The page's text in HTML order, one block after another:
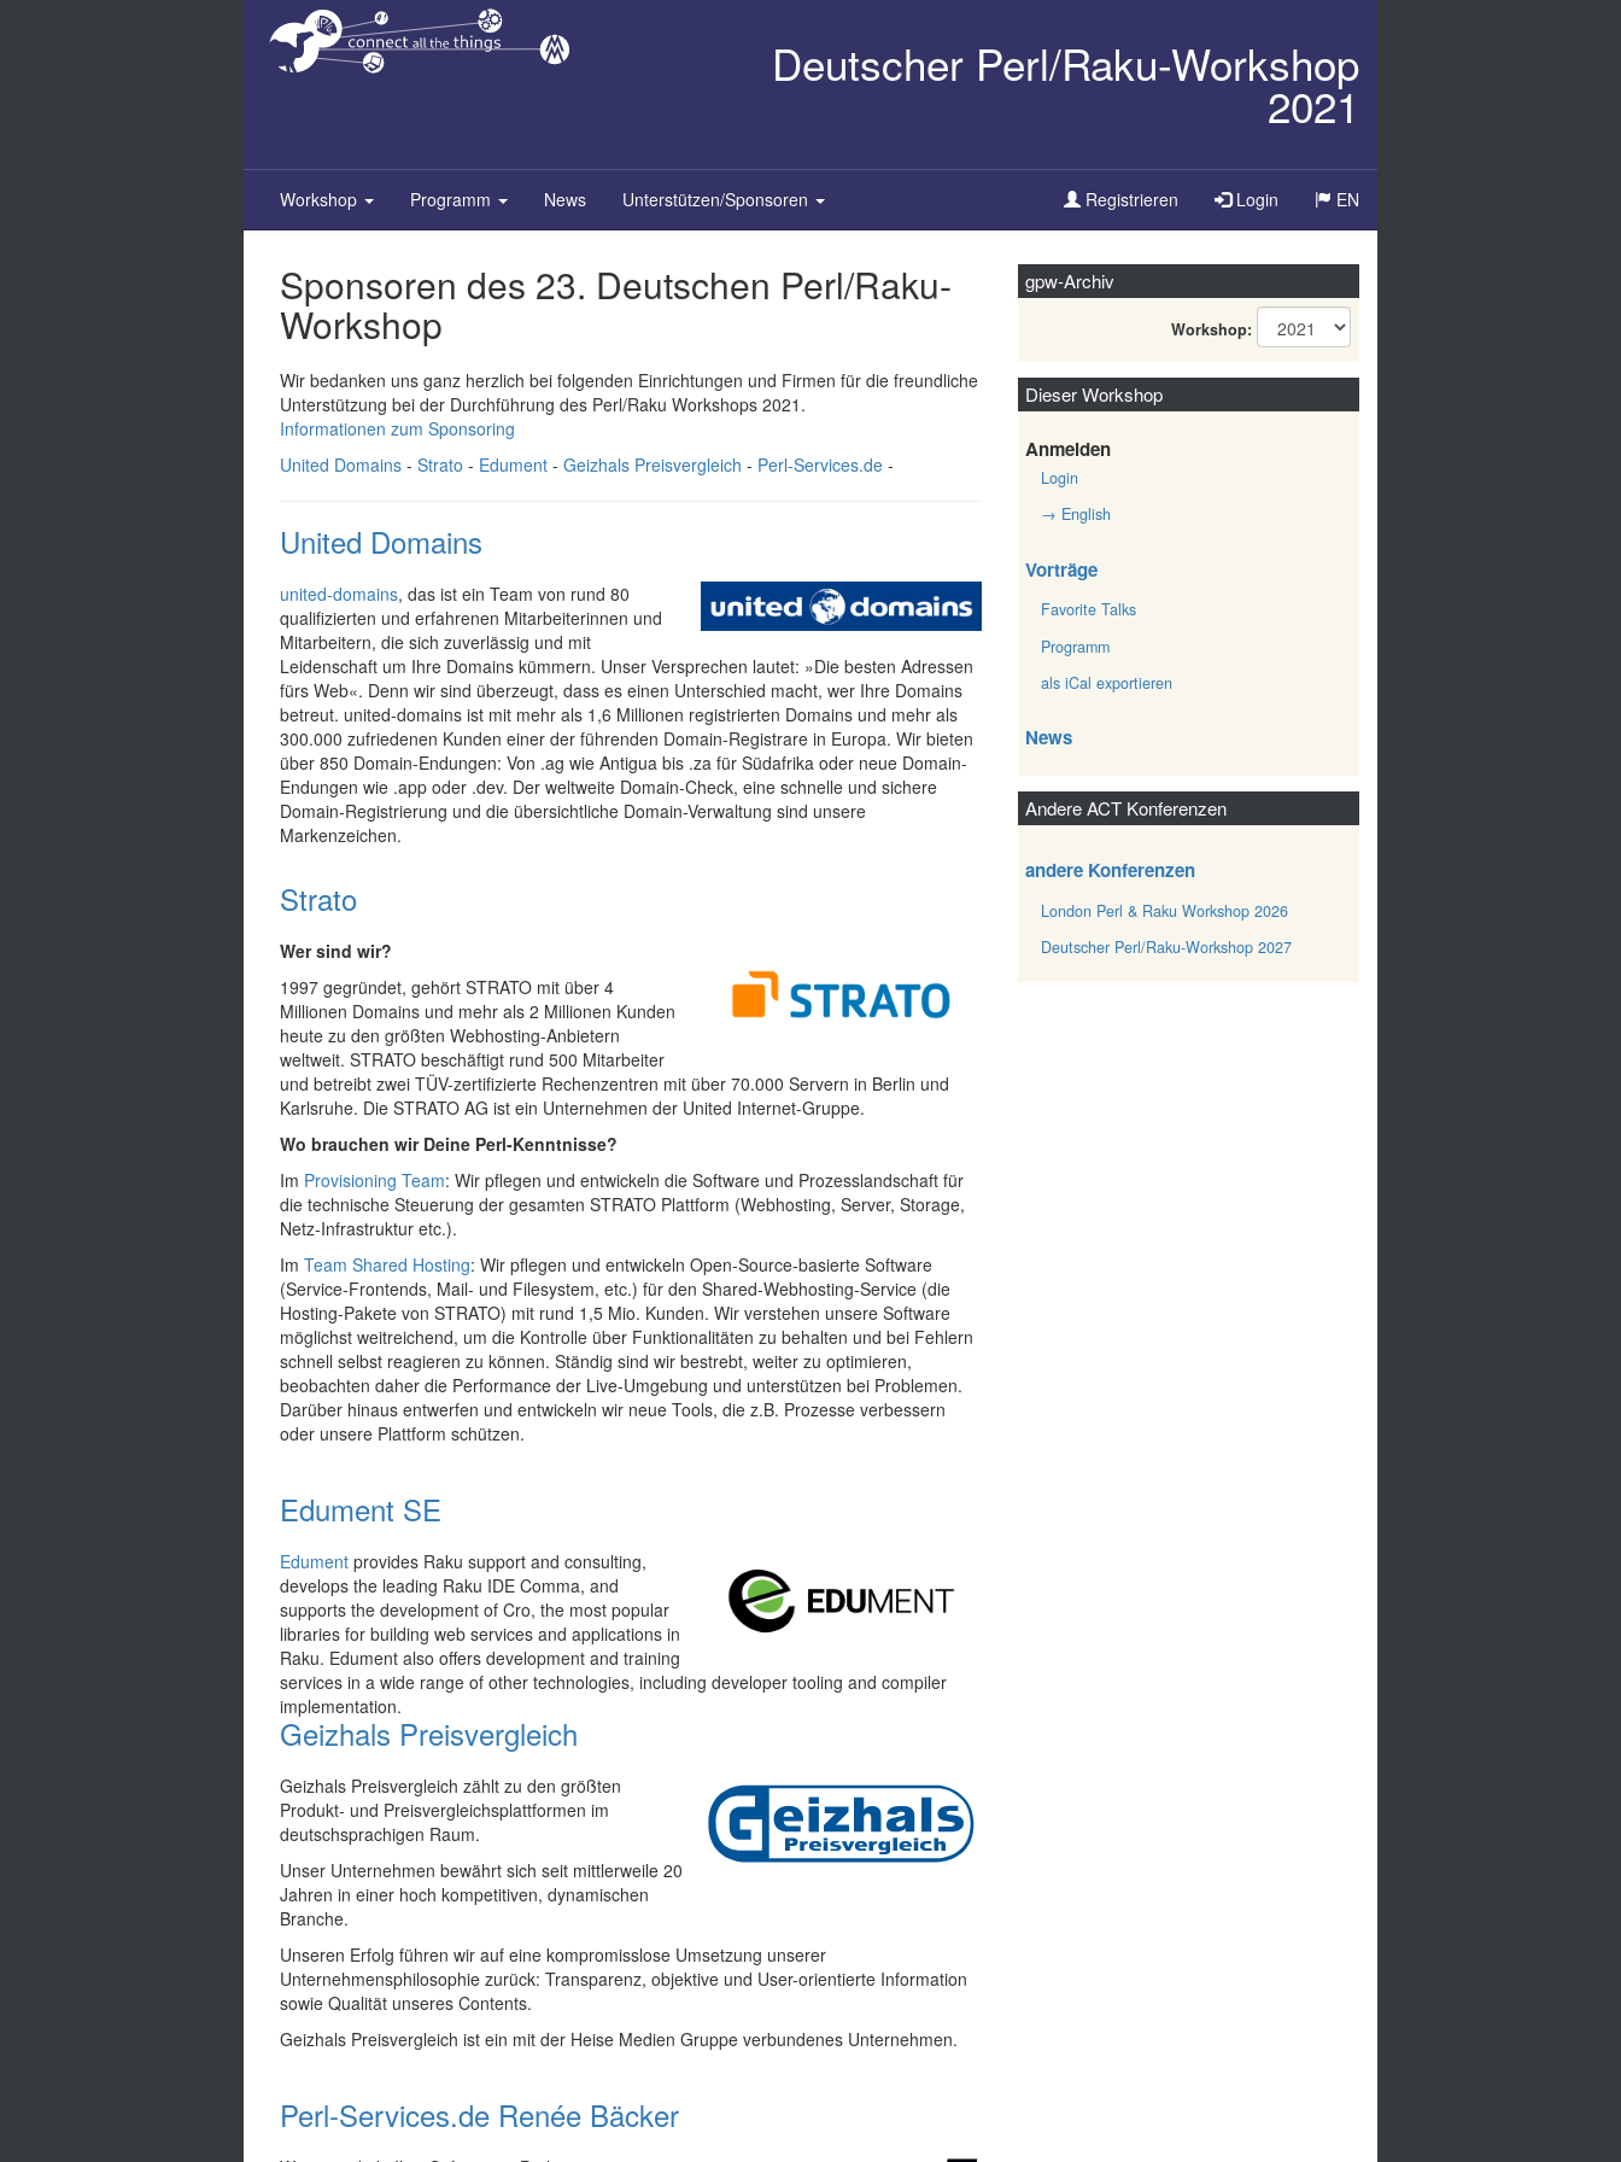
Inhalt
springen
Deutscher Perl/Raku-Workshop
2021
Workshop Programm News Unterstützen/Sponsoren Registrieren Login
Sprache
EN
Sponsoren des 23. Deutschen Perl/Raku-
Workshop
Wir bedanken uns ganz herzlich bei folgenden Einrichtungen und Firmen für die freundliche
Unterstützung bei der Durchführung des Perl/Raku Workshops 2021.
Informationen zum Sponsoring
United Domains - Strato - Edument - Geizhals Preisvergleich - Perl-Services.de -
United Domains
united-domains, das ist ein Team von rund 80
qualifizierten und erfahrenen Mitarbeiterinnen und
Mitarbeitern, die sich zuverlässig und mit
Leidenschaft um Ihre Domains kümmern. Unser Versprechen lautet: »Die besten Adressen
fürs Web«. Denn wir sind überzeugt, dass es einen Unterschied macht, wer Ihre Domains
betreut. united-domains ist mit mehr als 1,6 Millionen registrierten Domains und mehr als
300.000 zufriedenen Kunden einer der führenden Domain-Registrare in Europa. Wir bieten
über 850 Domain-Endungen: Von .ag wie Antigua bis .za für Südafrika oder neue Domain-
Endungen wie .app oder .dev. Der weltweite Domain-Check, eine schnelle und sichere
Domain-Registrierung und die übersichtliche Domain-Verwaltung sind unsere
Markenzeichen.
Strato
Wer sind wir?
1997 gegründet, gehört STRATO mit über 4
Millionen Domains und mehr als 2 Millionen Kunden
heute zu den größten Webhosting-Anbietern
weltweit. STRATO beschäftigt rund 500 Mitarbeiter
und betreibt zwei TÜV-zertifizierte Rechenzentren mit über 70.000 Servern in Berlin und
Karlsruhe. Die STRATO AG ist ein Unternehmen der United Internet-Gruppe.
Wo brauchen wir Deine Perl-Kenntnisse?
Im Provisioning Team: Wir pflegen und entwickeln die Software und Prozesslandschaft für
die technische Steuerung der gesamten STRATO Plattform (Webhosting, Server, Storage,
Netz-Infrastruktur etc.).
Im Team Shared Hosting: Wir pflegen und entwickeln Open-Source-basierte Software
(Service-Frontends, Mail- und Filesystem, etc.) für den Shared-Webhosting-Service (die
Hosting-Pakete von STRATO) mit rund 1,5 Mio. Kunden. Wir verstehen unsere Software
möglichst weitreichend, um die Kontrolle über Funktionalitäten zu behalten und bei Fehlern
schnell selbst reagieren zu können. Ständig sind wir bestrebt, weiter zu optimieren,
beobachten daher die Performance der Live-Umgebung und unterstützen bei Problemen.
Darüber hinaus entwerfen und entwickeln wir neue Tools, die z.B. Prozesse verbessern
oder unsere Plattform schützen.
Edument SE
Edument provides Raku support and consulting,
develops the leading Raku IDE Comma, and
supports the development of Cro, the most popular
libraries for building web services and applications in
Raku. Edument also offers development and training
services in a wide range of other technologies, including developer tooling and compiler
implementation.
Geizhals Preisvergleich
Geizhals Preisvergleich zählt zu den größten
Produkt- und Preisvergleichsplattformen im
deutschsprachigen Raum.
Unser Unternehmen bewährt sich seit mittlerweile 20
Jahren in einer hoch kompetitiven, dynamischen
Branche.
Unseren Erfolg führen wir auf eine kompromisslose Umsetzung unserer
Unternehmensphilosophie zurück: Transparenz, objektive und User-orientierte Information
sowie Qualität unseres Contents.
Geizhals Preisvergleich ist ein mit der Heise Medien Gruppe verbundenes Unternehmen.
Perl-Services.de Renée Bäcker
gpw-Archiv
Workshop:
Dieser Workshop
Anmelden
Login
→ English
Vorträge
Favorite Talks
Programm
als iCal exportieren
News
Andere ACT Konferenzen
andere Konferenzen
London Perl & Raku Workshop 2026
Deutscher Perl/Raku-Workshop 2027